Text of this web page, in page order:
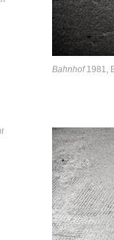
Bahnhof1981,